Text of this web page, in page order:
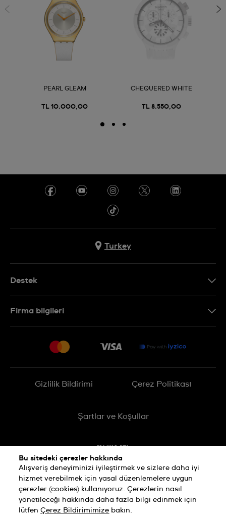
PEARL GLEAM
TL 10.000,00
CHEQUERED WHITE
TL 8.550,00
Turkey
Destek
İade Politikası
Firma bilgileri
Gizlilik Bildirimi Çerez Politikası
Şartlar ve Koşullar
Bu sitedeki çerezler hakkında
Alışveriş deneyiminizi iyileştirmek ve sizlere daha iyi
hizmet verebilmek için yasal düzenlemelere uygun
çerezler (cookies) kullanıyoruz. Çerezlerin nasıl
yönetileceği hakkında daha fazla bilgi edinmek için
lütfenÇerez Bildirimimize bakın.